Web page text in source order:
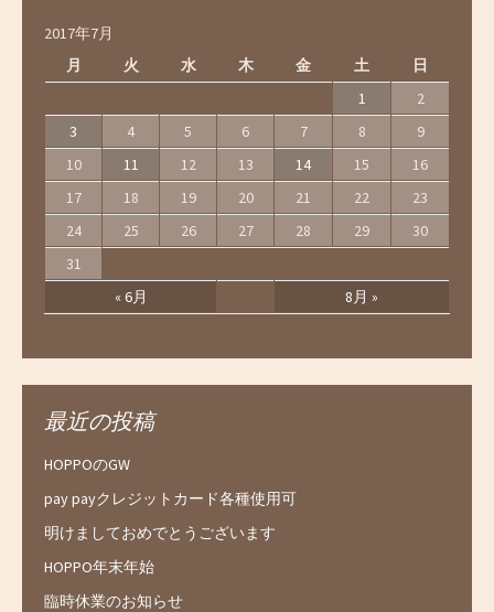
2017年7月
月
火 水 木 金 土 日
« 6月 8月 »
1
2
3
4 5 6 7 8
9
10
11 12 13 14 15
16
17
18 19 20 21 22
23
24
25 26 27 28 29
30
31
最近の投稿
HOPPOのGW
pay payクレジットカード各種使用可
明けましておめでとうございます
HOPPO年末年始
臨時休業のお知らせ